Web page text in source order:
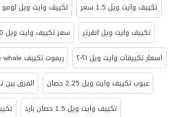
تكييف وايت ويل 1.5 سعر
تكييف وايت ويل لومو
تكييف وايت ويل انفرتر
سعر تكييف وايت ويل 2020
اسعار تكييفات وايت ويل ٢٠٢١
ريموت تكييف white whale
عيوب تكييف وايت ويل 2.25 حصان
الفرق بين
تكييف وايت ويل 1.5 حصان بارد